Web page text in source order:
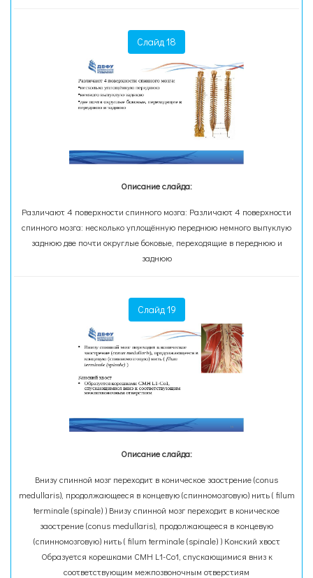
Слайд 18
Описание слайда:
Различают 4 поверхности спинного мозга: Различают 4 поверхности
спинного мозга: несколько уплощённую переднюю немного выпуклую
заднюю две почти округлые боковые, переходящие в переднюю и
заднюю
Слайд 19
Описание слайда:
Внизу спинной мозг переходит в коническое заострение (conus
medullaris), продолжающееся в концевую (спинномозговую) нить ( filum
terminale (spinale) ) Внизу спинной мозг переходит в коническое
заострение (conus medullaris), продолжающееся в концевую
(спинномозговую) нить ( filum terminale (spinale) ) Конский хвост
Образуется корешками СМН L1-Co1, спускающимися вниз к
соответствующим межпозвоночным отверстиям